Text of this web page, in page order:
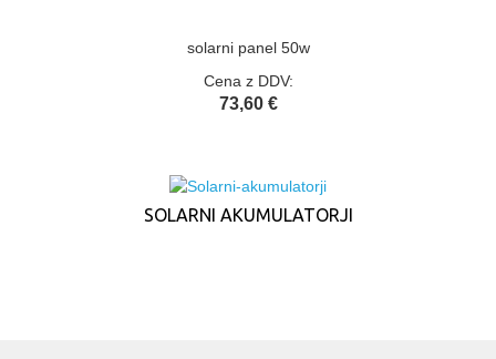
solarni panel 50w
Cena z DDV:
73,60 €
SOLARNI AKUMULATORJI